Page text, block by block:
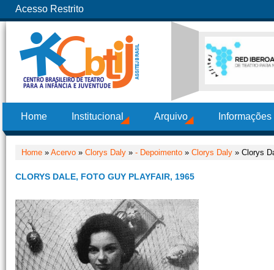
Acesso Restrito
Home Institucional Arquivo
Home » Acervo » Clorys Daly » - Depoimento » Clorys Daly » Clorys
CLORYS DALE, FOTO GUY PLAYFAIR, 1965